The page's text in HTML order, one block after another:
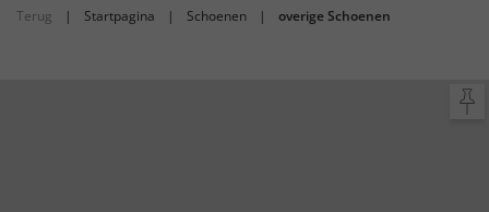
Terug | Startpagina | Schoenen | overige Schoenen